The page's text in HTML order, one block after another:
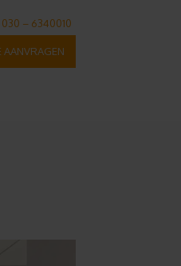
030 – 6340010
AANVRAGEN